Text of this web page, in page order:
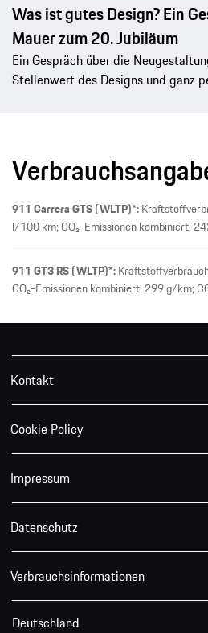
Was ist gutes Design? Ein
Mauer zum 20. Jubiläum
Ein Gespräch über die
Stellenwert des Designs und ganz
911 Carrera GTS (WLTP)*:
l/100 km; CO₂-Emissionen kombiniert:
911 GT3 RS (WLTP)*:
CO₂-Emissionen kombiniert: 299 g/km;
Kontakt
Cookie Policy
Impressum
Datenschutz
Verbrauchsinformationen
Deutschland